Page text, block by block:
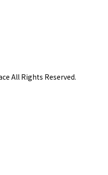
All Rights Reserved.